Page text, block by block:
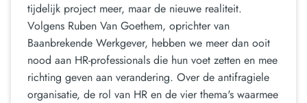
tijdelijk project meer, maar de nieuwe realiteit.
Volgens Ruben Van Goethem, oprichter van
Baanbrekende Werkgever, hebben we meer dan ooit
nood aan HR-professionals die hun voet zetten en mee
richting geven aan verandering. Over de antifragiele
organisatie, de rol van HR en de vier thema's waarmee